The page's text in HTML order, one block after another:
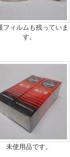
フィルムも残っていま
す。
未使用品です。